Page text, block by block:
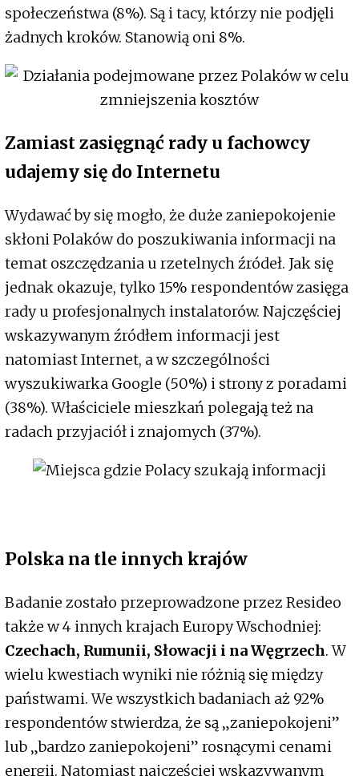
społeczeństwa (8%). Są i tacy, którzy nie podjęli
żadnych kroków. Stanowią oni 8%.
Zamiast zasięgnąć rady u fachowcy
udajemy się do Internetu
Wydawać by się mogło, że duże zaniepokojenie
skłoni Polaków do poszukiwania informacji na
temat oszczędzania u rzetelnych źródeł. Jak się
jednak okazuje, tylko 15% respondentów zasięga
rady u profesjonalnych instalatorów. Najczęściej
wskazywanym źródłem informacji jest
natomiast Internet, a w szczególności
wyszukiwarka Google (50%) i strony z poradami
(38%). Właściciele mieszkań polegają też na
radach przyjaciół i znajomych (37%).
Polska na tle innych krajów
Badanie zostało przeprowadzone przez Resideo
także w 4 innych krajach Europy Wschodniej:
Czechach, Rumunii, Słowacji i na Węgrzech. W
wielu kwestiach wyniki nie różnią się między
państwami. We wszystkich badaniach aż 92%
respondentów stwierdza, że są „zaniepokojeni”
lub „bardzo zaniepokojeni” rosnącymi cenami
energii. Natomiast najczęściej wskazywanym